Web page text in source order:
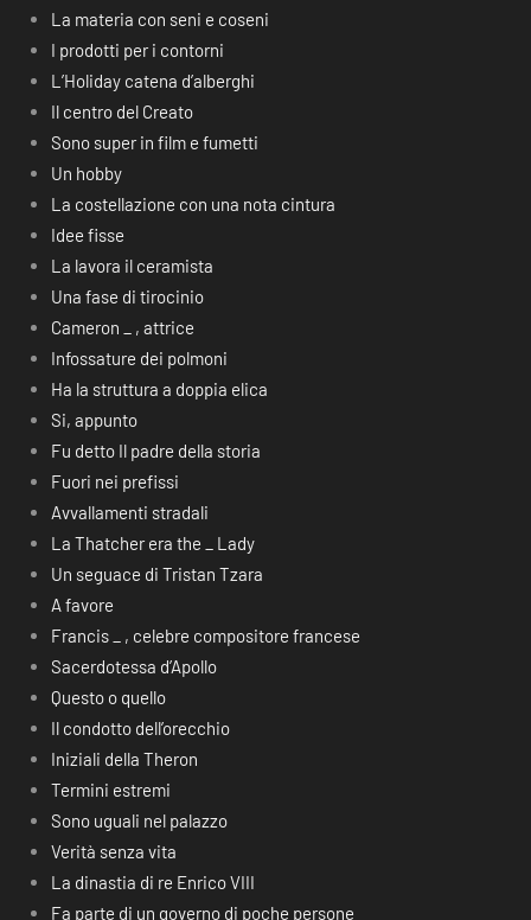
La materia con seni e coseni
I prodotti per i contorni
L’Holiday catena d’alberghi
Il centro del Creato
Sono super in film e fumetti
Un hobby
La costellazione con una nota cintura
Idee fisse
La lavora il ceramista
Una fase di tirocinio
Cameron _ , attrice
Infossature dei polmoni
Ha la struttura a doppia elica
Si, appunto
Fu detto Il padre della storia
Fuori nei prefissi
Avvallamenti stradali
La Thatcher era the _ Lady
Un seguace di Tristan Tzara
A favore
Francis _ , celebre compositore francese
Sacerdotessa d’Apollo
Questo o quello
Il condotto dell’orecchio
Iniziali della Theron
Termini estremi
Sono uguali nel palazzo
Verità senza vita
La dinastia di re Enrico VIII
Fa parte di un governo di poche persone